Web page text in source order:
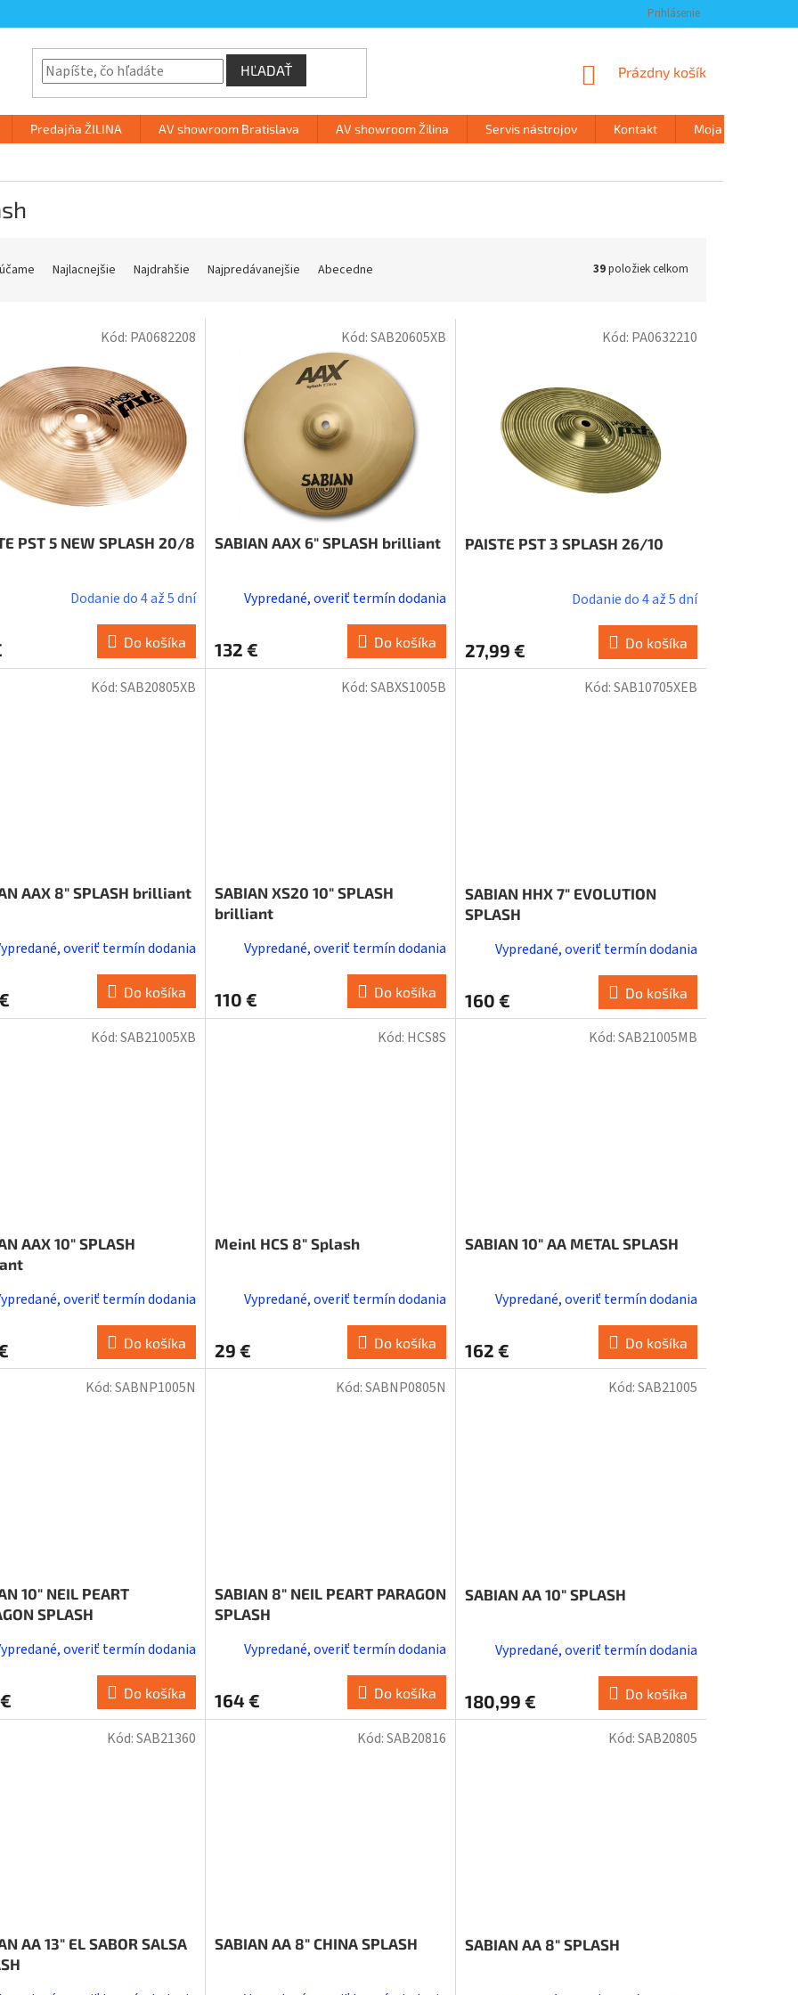
Prihlásenie
HĽADAŤ
NÁKUPNÝ
Prázdny košík
Predajňa ŽILINA AV showroom Bratislava AV showroom Žilina Servis nástrojov Kontakt Moja objednávka
Najlacnejšie Najdrahšie Najpredávanejšie Abecedne 39položiek celkom
PST 5 NEW SPLASH 20/8
Dodanie do 4 až 5 dní
Do košíka
Kód: PA0682208
SABIAN AAX 6" SPLASH brilliant
Vypredané, overiť termín dodania
132 € Do košíka
Kód:SAB20605XB
PAISTE PST 3 SPLASH 26/10
Dodanie do 4 až 5 dní
27,99 € Do košíka
Kód: PA0632210
AAX 8" SPLASH brilliant
overiť termín dodania
Do košíka
Kód:SAB20805XB
SABIAN XS20 10" SPLASH
brilliant
Vypredané, overiť termín dodania
110 € Do košíka
Kód:SABXS1005B
SABIAN HHX 7" EVOLUTION
SPLASH
Vypredané, overiť termín dodania
160 € Do košíka
Kód:SAB10705XEB
AAX 10" SPLASH
overiť termín dodania
Do košíka
Kód:SAB21005XB
Meinl HCS 8" Splash
Vypredané, overiť termín dodania
29 € Do košíka
Kód: HCS8S
SABIAN 10" AA METAL SPLASH
Vypredané, overiť termín dodania
162 € Do košíka
Kód:SAB21005MB
10" NEIL PEART
SPLASH
overiť termín dodania
Do košíka
Kód:SABNP1005N
SABIAN 8" NEIL PEART PARAGON
SPLASH
Vypredané, overiť termín dodania
164 € Do košíka
Kód:SABNP0805N
SABIAN AA 10" SPLASH
Vypredané, overiť termín dodania
180,99 € Do košíka
Kód:SAB21005
AA 13" EL SABOR SALSA
Kód:SAB21360
SABIAN AA 8" CHINA SPLASH
Kód:SAB20816
SABIAN AA 8" SPLASH
Kód:SAB20805